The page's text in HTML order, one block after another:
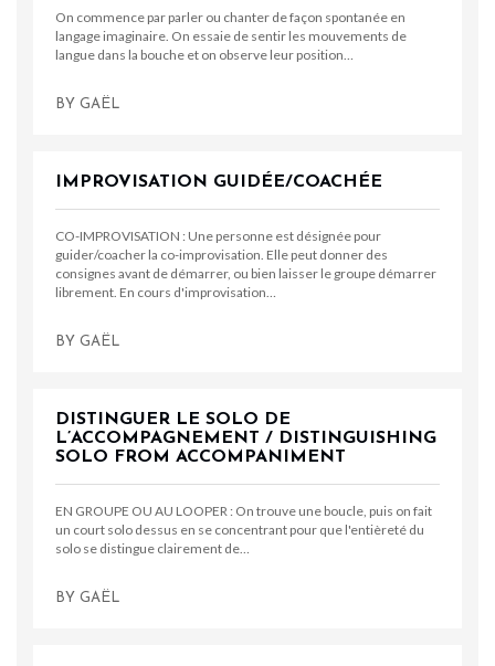
On commence par parler ou chanter de façon spontanée en
langage imaginaire. On essaie de sentir les mouvements de
langue dans la bouche et on observe leur position…
BY GAËL
IMPROVISATION GUIDÉE/COACHÉE
CO-IMPROVISATION : Une personne est désignée pour
guider/coacher la co-improvisation. Elle peut donner des
consignes avant de démarrer, ou bien laisser le groupe démarrer
librement. En cours d'improvisation…
BY GAËL
DISTINGUER LE SOLO DE
L’ACCOMPAGNEMENT / DISTINGUISHING
SOLO FROM ACCOMPANIMENT
EN GROUPE OU AU LOOPER : On trouve une boucle, puis on fait
un court solo dessus en se concentrant pour que l'entièreté du
solo se distingue clairement de…
BY GAËL